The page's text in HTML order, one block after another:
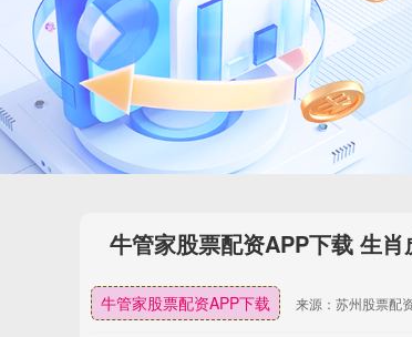
牛管家股票配资APP下载 生
牛管家股票配资APP下载 来源：苏州股票配